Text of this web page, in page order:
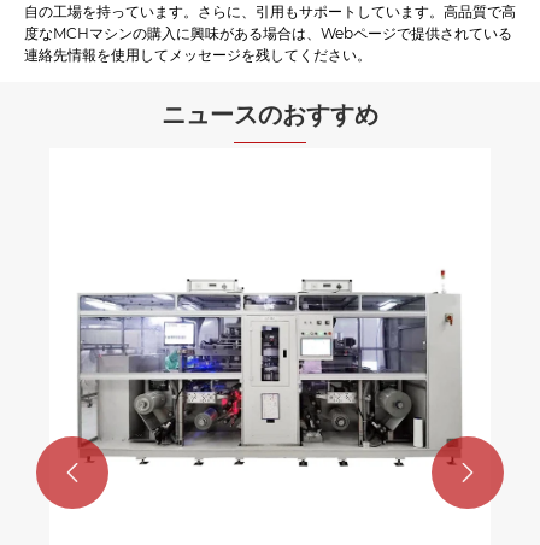
自の工場を持っています。さらに、引用もサポートしています。高品質で高
度なMCHマシンの購入に興味がある場合は、Webページで提供されている
連絡先情報を使用してメッセージを残してください。
ニュースのおすすめ
もっと見る >>
 